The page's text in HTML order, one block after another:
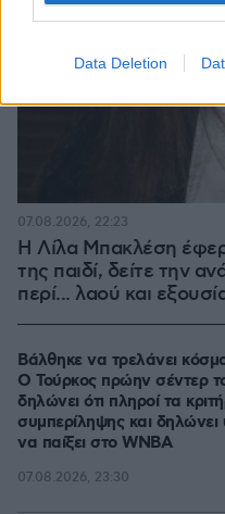
Data Deletion
Η Λίλα Μπακλέση
της παιδί, δείτε την
περί... λαού και
07.08.2026, 22:23
Βάλθηκε να τρελάνει
Ο Τούρκος πρώην σέντερ
δηλώνει ότι πληροί τα
συμπερίληψης και
να παίξει στο WNBA
07.08.2026, 23:30